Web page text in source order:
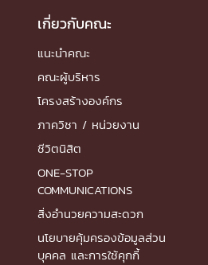
เกี่ยวกับคณะ
แนะนำคณะ
คณะผู้บริหาร
โครงสร้างองค์กร
ภาควิชา / หน่วยงาน
ชีวิตนิสิต
ONE-STOP
COMMUNICATIONS
สิ่งอำนวยความสะดวก
นโยบายคุ้มครองข้อมูลส่วน
บุคคล และการใช้คุกกี้